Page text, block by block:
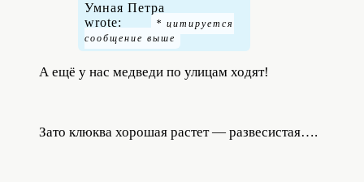
Умная Петра
wrote:
А ещё у нас медведи по улицам ходят!
Зато клюква хорошая растет — развесистая….